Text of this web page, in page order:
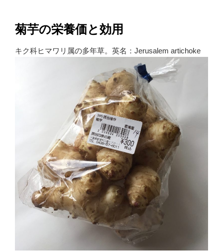
菊芋の栄養価と効用
キク科ヒマワリ属の多年草。英名：Jerusalem artichoke